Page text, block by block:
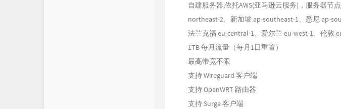
自建服务器,依托AWS(亚马逊云服务)，服务器节
northeast-2、新加坡 ap-southeast-1、悉尼 ap-
法兰克福 eu-central-1、爱尔兰 eu-west-1、伦敦
1TB 每月流量（每月1日重置）
最高带宽不限
支持 Wireguard 客户端
支持 OpenWRT 路由器
支持 Surge 客户端